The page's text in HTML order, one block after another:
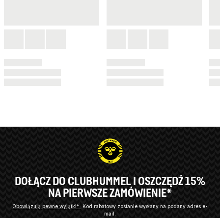
DOŁĄCZ DO CLUBHUMMEL I OSZCZĘDŹ 15%
NA PIERWSZE ZAMÓWIENIE*
Obowiązują pewne wyjątki*
Kod rabatowy zostanie wysłany na podany adres e-
mail.